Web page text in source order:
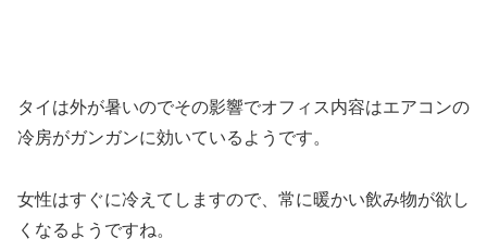
タイは外が暑いのでその影響でオフィス内容はエアコンの
冷房がガンガンに効いているようです。
女性はすぐに冷えてしますので、常に暖かい飲み物が欲し
くなるようですね。